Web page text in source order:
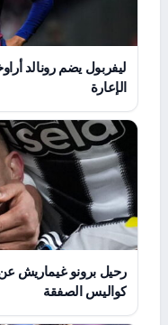
ليفربول يضم رونالد
الإعارة
رحيل برونو غيماريش
كواليس الصفقة